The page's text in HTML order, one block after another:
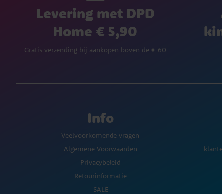
Levering met DPD
Home € 5,90
Gratis verzending bij aankopen boven de € 60
Info
Veelvoorkomende vragen
Algemene Voorwaarden
Privacybeleid
Retourinformatie
SALE